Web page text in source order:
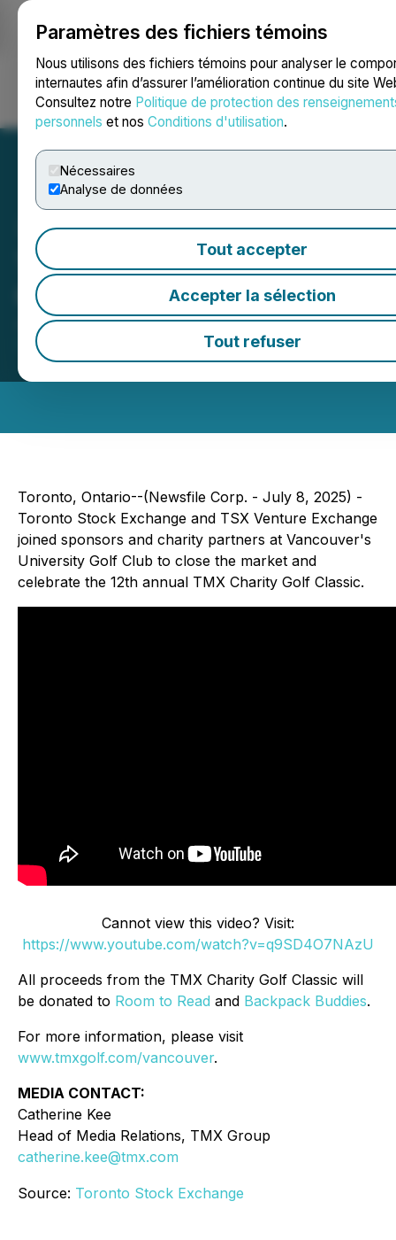
Paramètres des fichiers témoins
Nous utilisons des fichiers témoins pour analyser le
internautes afin d’assurer l’amélioration continue du site
Consultez notre Politique de protection des
personnels et nos Conditions d'utilisation.
Nécessaires
Analyse de données
Tout accepter
Accepter la sélection
Tout refuser
Ouvrir une session Recherche English
TMX Charity Golf Classic
Closes the Market
July 08, 2025 4:27 PM EDT | Source:Toronto Stock
Exchange
Toronto, Ontario--(Newsfile Corp. - July 8, 2025) -
Toronto Stock Exchange and TSX Venture Exchange
joined sponsors and charity partners at Vancouver's
University Golf Club to close the market and
celebrate the 12th annual TMX Charity Golf Classic.
Cannot view this video? Visit:
https://www.youtube.com/watch?v=q9SD4O7NAzU
All proceeds from the TMX Charity Golf Classic will
be donated to Room to Read and Backpack Buddies.
For more information, please visit
www.tmxgolf.com/vancouver.
MEDIA CONTACT:
Catherine Kee
Head of Media Relations, TMX Group
catherine.kee@tmx.com
Source: Toronto Stock Exchange